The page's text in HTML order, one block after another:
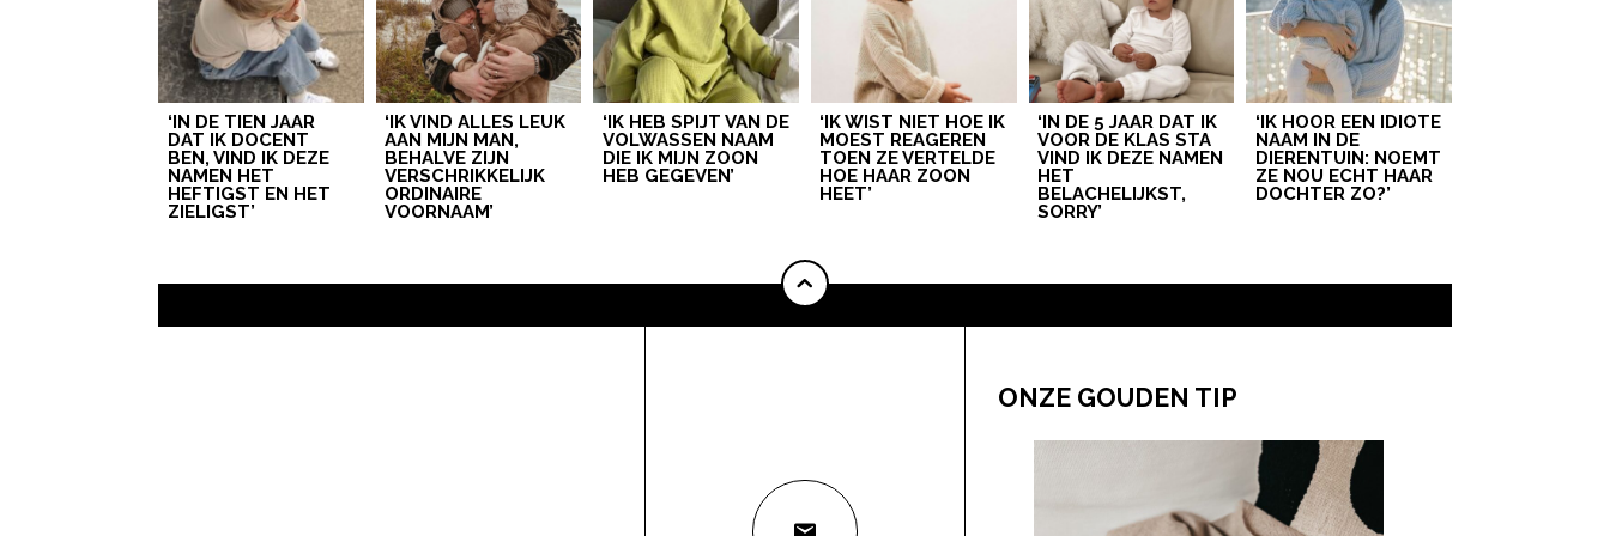
‘IN DE TIEN JAAR
DAT IK DOCENT
BEN, VIND IK DEZE
NAMEN HET
HEFTIGST EN HET
ZIELIGST’
‘IK VIND ALLES LEUK
AAN MIJN MAN,
BEHALVE ZIJN
VERSCHRIKKELIJK
ORDINAIRE
VOORNAAM’
‘IK HEB SPIJT VAN DE
VOLWASSEN NAAM
DIE IK MIJN ZOON
HEB GEGEVEN’
‘IK WIST NIET HOE IK
MOEST REAGEREN
TOEN ZE VERTELDE
HOE HAAR ZOON
HEET’
‘IN DE 5 JAAR DAT IK
VOOR DE KLAS STA
VIND IK DEZE NAMEN
HET
BELACHELIJKST,
SORRY’
‘IK HOOR EEN IDIOTE
NAAM IN DE
DIERENTUIN: NOEMT
ZE NOU ECHT HAAR
DOCHTER ZO?’
ONZE GOUDEN TIP